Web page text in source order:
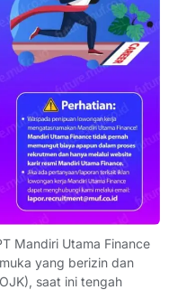
Mandiri Utama Finance
yang berizin dan
saat ini tengah